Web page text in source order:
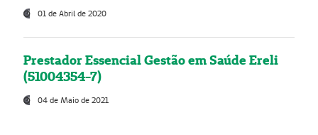
01 de Abril de 2020
Prestador Essencial Gestão em Saúde Ereli
(51004354-7)
04 de Maio de 2021